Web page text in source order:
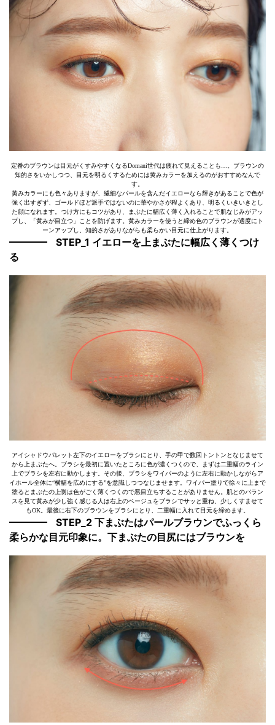
定番のブラウンは目元がくすみやすくなるDomani世代は疲れて見えることも…。ブラウンの
知的さをいかしつつ、目元を明るくするためには黄みカラーを加えるのがおすすめなんで
す。
黄みカラーにも色々ありますが、繊細なパールを含んだイエローなら輝きがあることで色が
強く出すぎず、ゴールドほど派手ではないのに華やかさが程よくあり、明るくいきいきとし
た顔になれます。つけ方にもコツがあり、まぶたに幅広く薄く入れることで肌なじみがアッ
プし、「黄みが目立つ」ことを防げます。黄みカラーを使うと締め色のブラウンが適度にト
ーンアップし、知的さがありながらも柔らかい目元に仕上がります。
STEP_1 イエローを上まぶたに幅広く薄くつけ
る
アイシャドウパレット左下のイエローをブラシにとり、手の甲で数回トントンとなじませて
から上まぶたへ。ブラシを最初に置いたところに色が濃くつくので、まずは二重幅のライン
上でブラシを左右に動かします。その後、ブラシをワイパーのように左右に動かしながらア
イホール全体に“横幅を広めにする”を意識しつつなじませます。ワイパー塗りで徐々に上まで
塗るとまぶたの上側は色がごく薄くつくので悪目立ちすることがありません。肌とのバラン
スを見て黄みが少し強く感じる人は右上のベージュをブラシでサッと重ね、少しくすませて
もOK。最後に右下のブラウンをブラシにとり、二重幅に入れて目元を締めます。
STEP_2 下まぶたはパールブラウンでふっくら
柔らかな目元印象に。下まぶたの目尻にはブラウンを